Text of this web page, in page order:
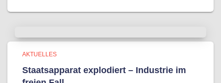
AKTUELLES
Staatsapparat explodiert – Industrie im